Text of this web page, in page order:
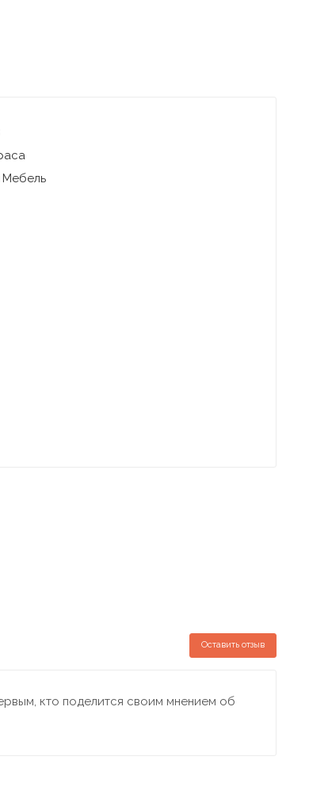
Мебель
Оставить отзыв
кто поделится своим мнением об